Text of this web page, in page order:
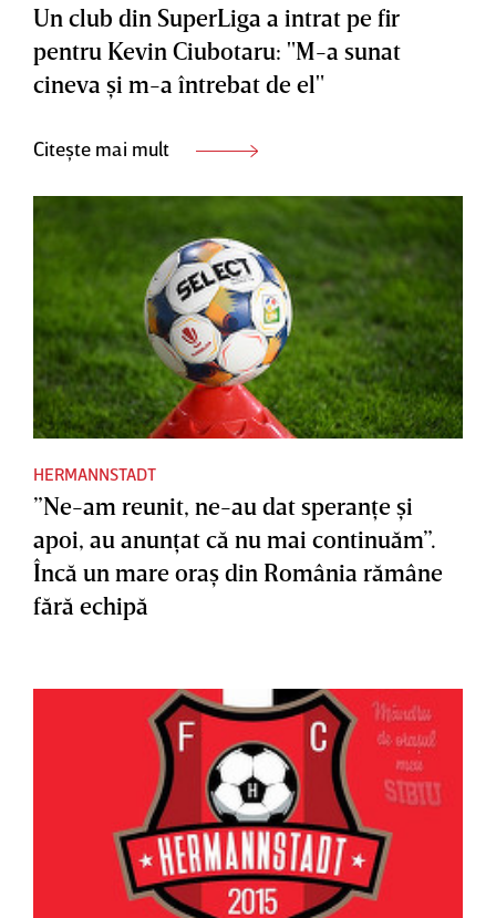
Un club din SuperLiga a intrat pe fir
pentru Kevin Ciubotaru: "M-a sunat
cineva şi m-a întrebat de el"
Citește mai mult
HERMANNSTADT
”Ne-am reunit, ne-au dat speranţe şi
apoi, au anunţat că nu mai continuăm”.
Încă un mare oraş din România rămâne
fără echipă